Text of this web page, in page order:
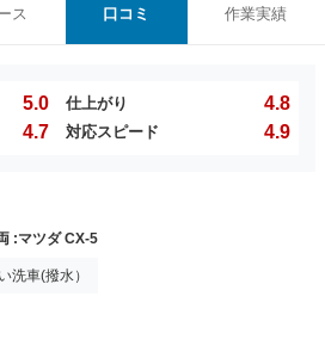
ス 口コミ 作業実績
5.0 仕上がり 4.8
4.7 対応スピード 4.9
:マツダ CX-5
洗車(撥水）